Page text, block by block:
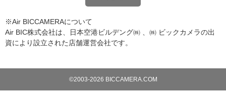
※Air BICCAMERAについて
Air BIC株式会社は、日本空港ビルデング㈱ 、㈱ ビックカメラの出
資により設立された店舗運営会社です。
©2003-2026 BICCAMERA.COM